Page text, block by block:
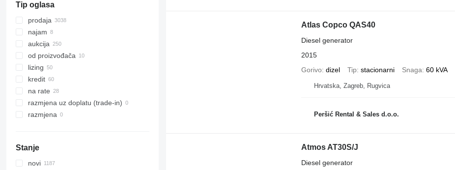
Tip oglasa
prodaja
najam
aukcija
od proizvođača
lizing
kredit
na rate
razmjena uz doplatu (trade-in)
razmjena
Stanje
novi
Atlas Copco QAS40
Diesel generator
2015
Gorivo dizel Tip stacionarni Snaga 60 kVA
Hrvatska, Zagreb, Rugvica
Peršić Rental & Sales d.o.o.
Atmos AT30S/J
Diesel generator